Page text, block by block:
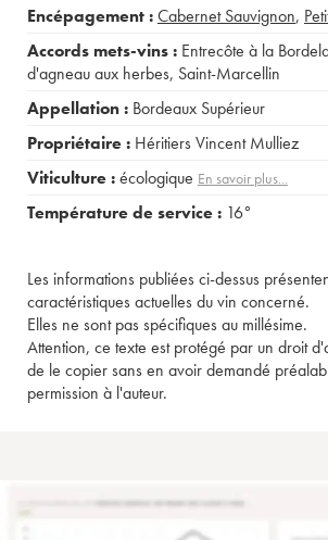
Encépagement :Cabernet Sauvignon,
Accords mets-vins : Entrecôte à la
d'agneau aux herbes, Saint-Marcellin
Appellation : Bordeaux Supérieur
Propriétaire : Héritiers Vincent Mulliez
Viticulture :écologique En savoir plus...
Température de service : 16°
Les informations publiées ci-dessus
caractéristiques actuelles du vin concerné.
Elles ne sont pas spécifiques au millésime.
Attention, ce texte est protégé par un droit
de le copier sans en avoir demandé
permission à l'auteur.